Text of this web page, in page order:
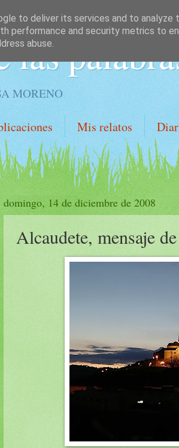
las
MORENO
Mis relatos
domingo, 14 de diciembre de 2008
Alcaudete, mensaje
to deliver its services and to analyze
performance and security metrics to
abuse.